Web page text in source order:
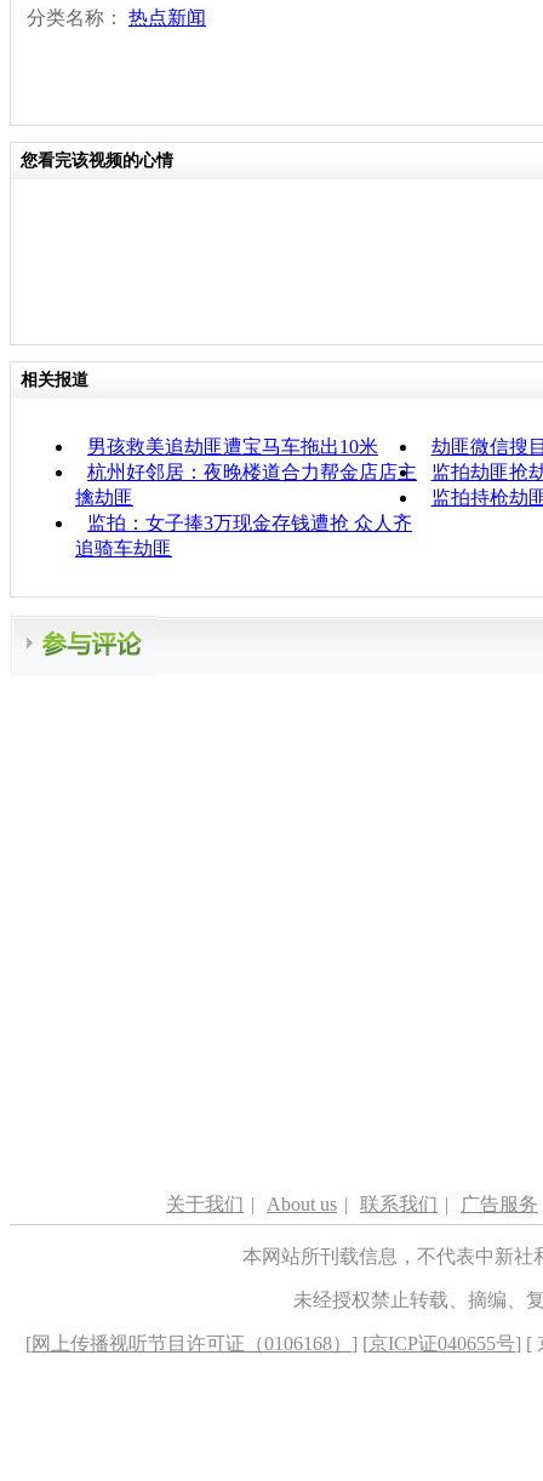
分类名称： 热点新闻
您看完该视频的心情
相关报道
男孩救美追劫匪遭宝马车拖出10米
劫匪微信搜
杭州好邻居：夜晚楼道合力帮金店店主
擒劫匪
监拍劫匪抢
监拍持枪劫
监拍：女子捧3万现金存钱遭抢 众人齐
追骑车劫匪
关于我们 | About us | 联系我们 | 广告服务
本网站所刊载信息，不代表中新
未经授权禁止转载、摘编、
[网上传播视听节目许可证（0106168） ] [京ICP证040655号] [